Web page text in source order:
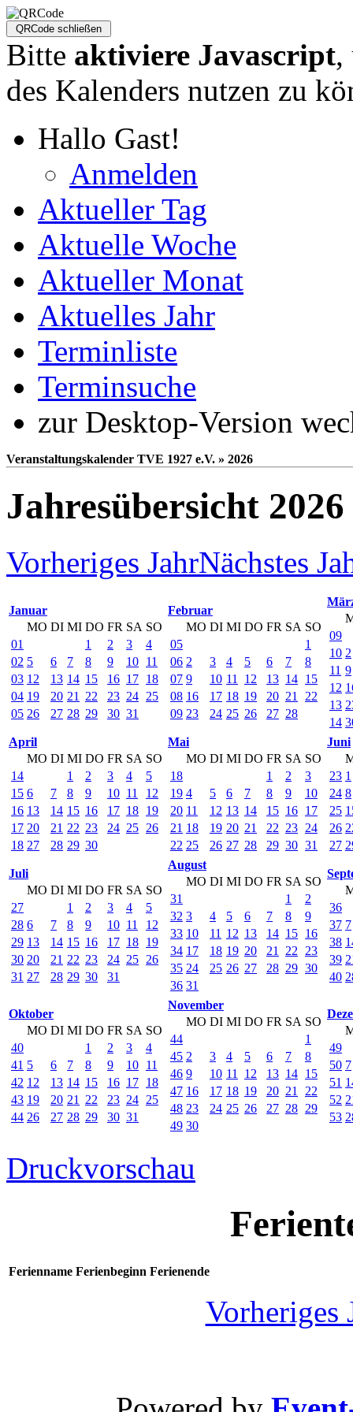
Bitte aktiviere Javascript,
des Kalenders nutzen zu
Hallo Gast!
Anmelden
Aktueller Tag
Aktuelle Woche
Aktueller Monat
Aktuelles Jahr
Terminliste
Terminsuche
zur Desktop-Version
Veranstaltungskalender TVE 1927 e.V. » 2026
Jahresübersicht 2026
Vorheriges JahrNächstes
Januar
MO DI MI DO FR SA SO
01
1 2 3
4
02 5 6 7 8 9 10 11
03 12 13 14 15 16 17 18
04 19 20 21 22 23 24 25
05 26 27 28 29 30 31
Februar
MO DI MI DO FR SA SO
05
1
06 2 3 4 5 6 7
8
07 9 10 11 12 13 14 15
08 16 17 18 19 20 21
22
09 23 24 25 26 27 28
09
10 2
11 9
12
13
14
April
MO DI MI DO FR SA SO
14
1 2 3 4
5
15 6 7 8 9 10 11
12
16 13 14 15 16 17 18 19
17 20 21 22 23 24 25 26
18 27 28 29 30
Mai
MO DI MI DO FR SA SO
18
1 2
3
19 4 5 6 7 8 9
10
20 11 12 13 14 15 16 17
21 18 19 20 21 22 23 24
22 25 26 27 28 29 30 31
Juni
23 1
24 8
25
26
27
Juli
MO DI MI DO FR SA SO
27
1 2 3 4
5
28 6 7 8 9 10 11
12
29 13 14 15 16 17 18 19
30 20 21 22 23 24 25 26
31 27 28 29 30 31
August
MO DI MI DO FR SA SO
31
1
2
32 3 4 5 6 7 8
9
33 10 11 12 13 14 15 16
34 17 18 19 20 21 22
23
35 24 25 26 27 28 29 30
36 31
36
37 7
38
39
40
Oktober
MO DI MI DO FR SA SO
40
1 2 3
4
41 5 6 7 8 9 10 11
42 12 13 14 15 16 17 18
43 19 20 21 22 23 24 25
44 26 27 28 29 30 31
November
MO DI MI DO FR SA SO
44
1
45 2 3 4 5 6 7
8
46 9 10 11 12 13 14 15
47 16 17 18 19 20 21
22
48 23 24 25 26 27 28 29
49 30
49
50 7
51
52
53
Druckvorschau
Ferienname Ferienbeginn Ferienende
Vorheriges